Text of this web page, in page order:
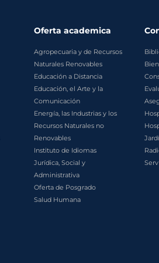
Oferta academica
Agropecuaria y de Recursos
Naturales Renovables
Educación a Distancia
Educación, el Arte y la
Comunicación
Energía, las Industrias y los
Recursos Naturales no
Renovables
Instituto de Idiomas
Jurídica, Social y
Administrativa
Oferta de Posgrado
Salud Humana